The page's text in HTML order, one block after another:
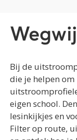
Bij de
die je helpen
eigen school.
lesinkijkjes en
Filter op route,